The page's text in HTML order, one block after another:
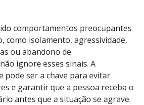
comportamentos preocupantes
como isolamento, agressividade,
ou abandono de
ignore esses sinais. A
pode ser a chave para evitar
e garantir que a pessoa receba o
antes que a situação se agrave.